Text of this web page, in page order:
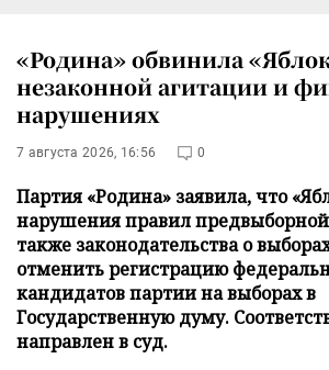
«Родина» обвинила
незаконной агитации и
нарушениях
7 августа 2026, 16:56 0
Партия «Родина» заявила, что
нарушения правил
также законодательства о
отменить регистрацию
кандидатов партии на выборах в
Государственную думу.
направлен в суд.